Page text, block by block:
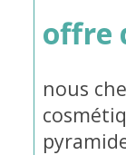
offre
nous